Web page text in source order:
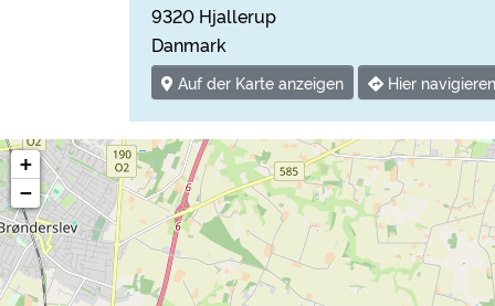
9320 Hjallerup
Danmark
Auf der Karte anzeigen Hier navigieren
+
−